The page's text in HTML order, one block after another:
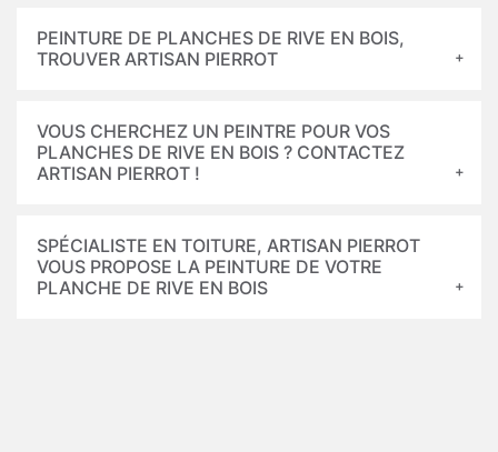
PEINTURE DE PLANCHES DE RIVE EN BOIS,
TROUVER ARTISAN PIERROT
VOUS CHERCHEZ UN PEINTRE POUR VOS
PLANCHES DE RIVE EN BOIS ? CONTACTEZ
ARTISAN PIERROT !
SPÉCIALISTE EN TOITURE, ARTISAN PIERROT
VOUS PROPOSE LA PEINTURE DE VOTRE
PLANCHE DE RIVE EN BOIS